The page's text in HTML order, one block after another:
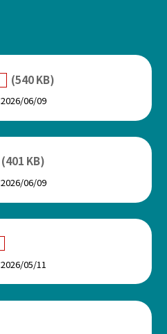
(540 KB)
2026/06/09
(401 KB)
2026/06/09
2026/05/11